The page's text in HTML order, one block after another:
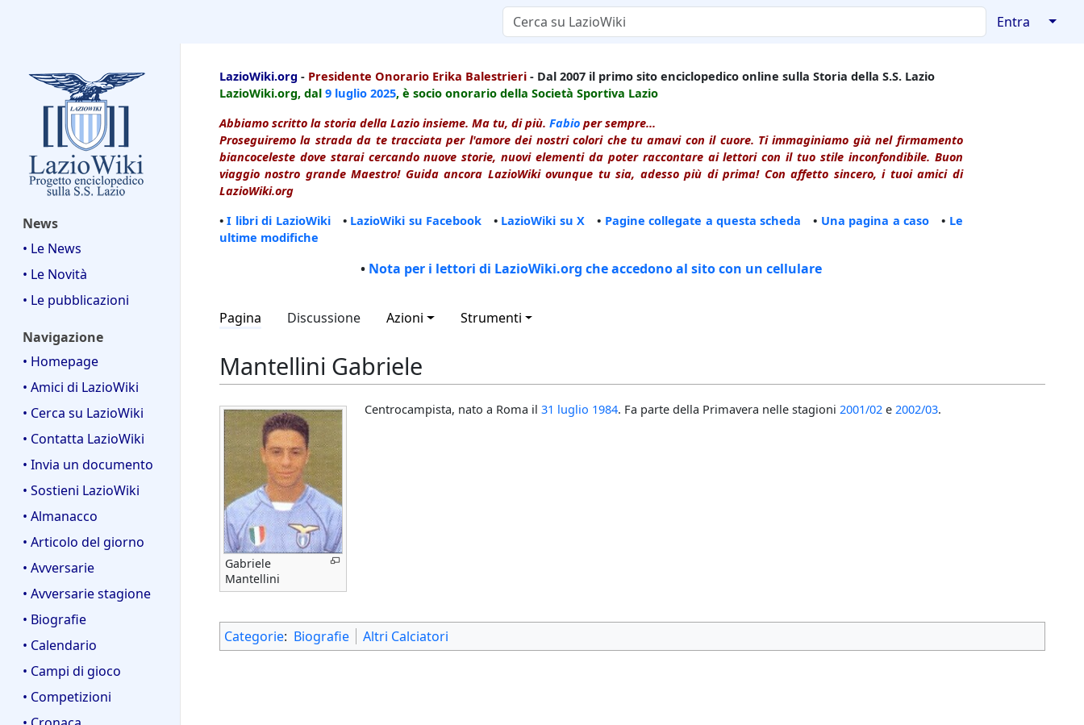
Entra ↓
News
• Le News
• Le Novità
• Le pubblicazioni
Navigazione
• Homepage
• Amici di LazioWiki
• Cerca su LazioWiki
• Contatta LazioWiki
• Invia un documento
• Sostieni LazioWiki
• Almanacco
• Articolo del giorno
• Avversarie
• Avversarie stagione
• Biografie
• Calendario
• Campi di gioco
• Competizioni
LazioWiki.org - Presidente Onorario Erika Balestrieri - Dal 2007 il primo sito enciclopedico online sulla Storia della S.S. Lazio
LazioWiki.org, dal 9 luglio 2025, è socio onorario della Società Sportiva Lazio
Abbiamo scritto la storia della Lazio insieme. Ma tu, di più. Fabio per sempre...
Proseguiremo la strada da te tracciata per l'amore dei nostri colori che tu amavi con il cuore. Ti immaginiamo già nel firmamento
biancoceleste dove starai cercando nuove storie, nuovi elementi da poter raccontare ai lettori con il tuo stile inconfondibile. Buon
viaggio nostro grande Maestro! Guida ancora LazioWiki ovunque tu sia, adesso più di prima! Con affetto sincero, i tuoi amici di
LazioWiki.org
•I libri di LazioWiki• LazioWiki su Facebook • LazioWiki su X • Pagine collegate a questa scheda • Una pagina a caso • Le
ultime modifiche
• Nota per i lettori di LazioWiki.org che accedono al sito con un cellulare
Pagina Discussione Azioni Strumenti
Mantellini Gabriele
Gabriele
Mantellini
Centrocampista, nato a Roma il31 luglio 1984. Fa parte della Primavera nelle stagioni2001/02 e2002/03.
Categorie: Biografie Altri Calciatori